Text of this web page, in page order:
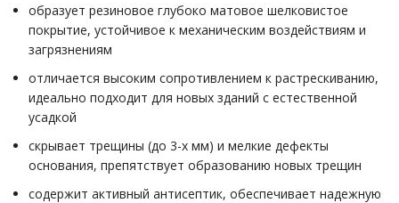
образует резиновое глубоко матовое шелковистое
покрытие, устойчивое к механическим воздействиям и
загрязнениям
отличается высоким сопротивлением к растрескиванию,
идеально подходит для новых зданий с естественной
усадкой
скрывает трещины (до 3-х мм) и мелкие дефекты
основания, препятствует образованию новых трещин
содержит активный антисептик, обеспечивает надежную